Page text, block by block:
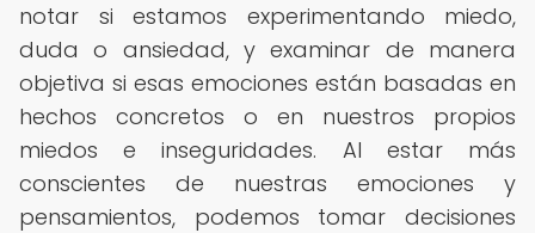
notar si estamos experimentando miedo,
duda o ansiedad, y examinar de manera
objetiva si esas emociones están basadas en
hechos concretos o en nuestros propios
miedos e inseguridades. Al estar más
conscientes de nuestras emociones y
pensamientos, podemos tomar decisiones